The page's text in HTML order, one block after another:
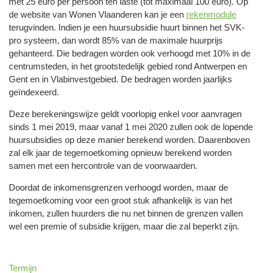
de website van Wonen Vlaanderen kan je een rekenmodule
terugvinden. Indien je een huursubsidie huurt binnen het SVK-
pro systeem, dan wordt 85% van de maximale huurprijs
gehanteerd. Die bedragen worden ook verhoogd met 10% in de
centrumsteden, in het grootstedelijk gebied rond Antwerpen en
Gent en in Vlabinvestgebied. De bedragen worden jaarlijks
geïndexeerd.
Deze berekeningswijze geldt voorlopig enkel voor aanvragen
sinds 1 mei 2019, maar vanaf 1 mei 2020 zullen ook de lopende
huursubsidies op deze manier berekend worden. Daarenboven
zal elk jaar de tegemoetkoming opnieuw berekend worden
samen met een hercontrole van de voorwaarden.
Doordat de inkomensgrenzen verhoogd worden, maar de
tegemoetkoming voor een groot stuk afhankelijk is van het
inkomen, zullen huurders die nu net binnen de grenzen vallen
wel een premie of subsidie krijgen, maar die zal beperkt zijn.
Termijn